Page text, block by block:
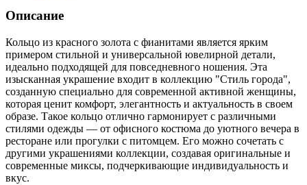
Описание
Кольцо из красного золота с фианитами является ярким
примером стильной и универсальной ювелирной детали,
идеально подходящей для повседневного ношения. Эта
изысканная украшение входит в коллекцию "Стиль города",
созданную специально для современной активной женщины,
которая ценит комфорт, элегантность и актуальность в своем
образе. Такое кольцо отлично гармонирует с различными
стилями одежды — от офисного костюма до уютного вечера в
ресторане или прогулки с питомцем. Его можно сочетать с
другими украшениями коллекции, создавая оригинальные и
современные миксы, подчеркивающие индивидуальность и
вкус.